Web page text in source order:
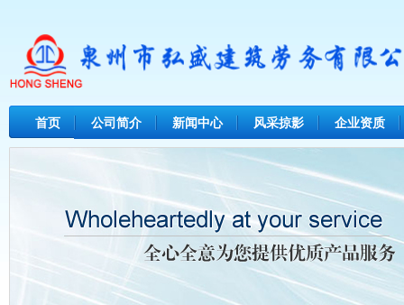
首页 公司简介 新闻中心 风采掠影 企业资质